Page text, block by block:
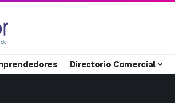
Directorio Comercial